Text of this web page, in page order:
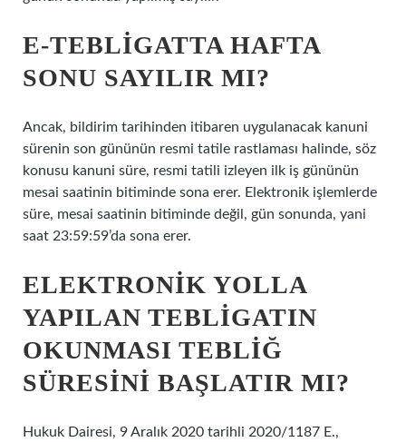
E-TEBLIGATTA HAFTA
SONU SAYILIR MI?
Ancak, bildirim tarihinden itibaren uygulanacak kanuni
sürenin son gününün resmi tatile rastlaması halinde, söz
konusu kanuni süre, resmi tatili izleyen ilk iş gününün
mesai saatinin bitiminde sona erer. Elektronik işlemlerde
süre, mesai saatinin bitiminde değil, gün sonunda, yani
saat 23:59:59’da sona erer.
ELEKTRONIK YOLLA
YAPILAN TEBLIGATIN
OKUNMASI TEBLIĞ
SÜRESINI BAŞLATIR MI?
Hukuk Dairesi, 9 Aralık 2020 tarihli 2020/1187 E.,